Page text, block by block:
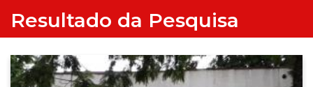
Resultado da Pesquisa